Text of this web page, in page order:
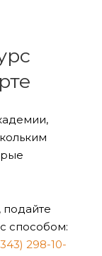
подайте
способом:
298-10-